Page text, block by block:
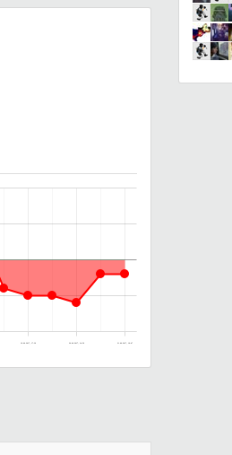
19.06.2017, 17:39 20.06.2017, 14:59 21.06.2017, 19:47